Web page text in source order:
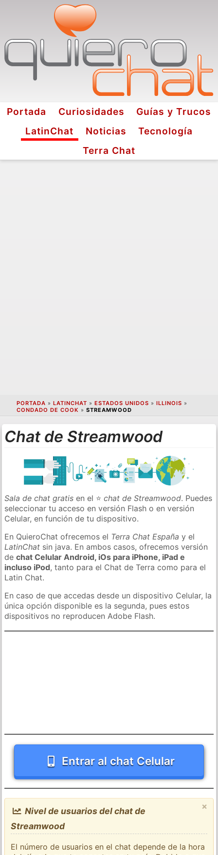
Portada Curiosidades
Guías y Trucos
LatinChat
Noticias
Tecnología
Terra Chat
PORTADA » LATINCHAT » ESTADOS UNIDOS » ILLINOIS »
CONDADO DE COOK » STREAMWOOD
Chat de Streamwood
Sala de chat gratis en el ⭐chat de Streamwood. Puedes
seleccionar tu acceso en versión Flash o en versión
Celular, en función de tu dispositivo.
En QuieroChat ofrecemos el Terra Chat España y el
LatinChat sin java. En ambos casos, ofrecemos versión
dechat Celular Android, iOs para iPhone, iPad e
incluso iPod, tanto para el Chat de Terra como para el
Latin Chat.
En caso de que accedas desde un dispositivo Celular, la
única opción disponible es la segunda, pues estos
dispositivos no reproducen Adobe Flash.
Entrar al chat Celular
×
Nivel de usuarios del chat de
Streamwood
El número de usuarios en el chat depende de la hora